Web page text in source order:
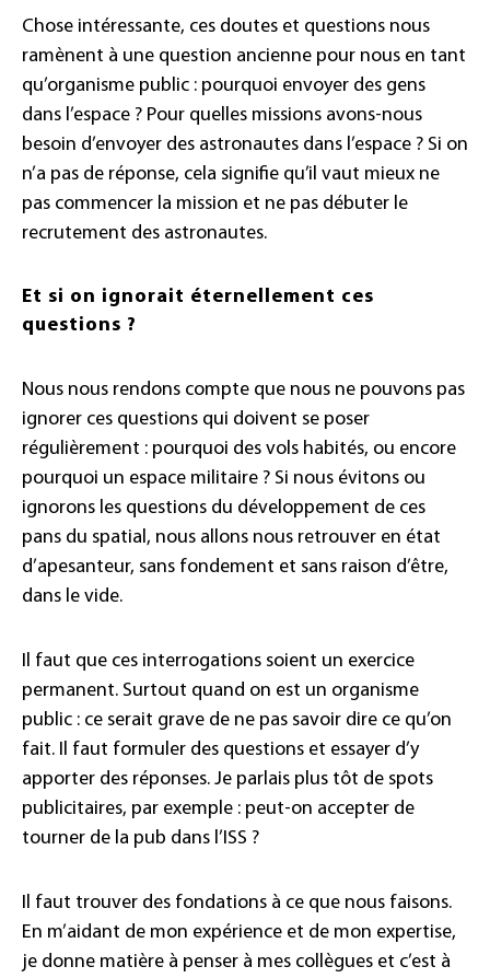
Chose intéressante, ces doutes et questions nous
ramènent à une question ancienne pour nous en tant
qu’organisme public : pourquoi envoyer des gens
dans l’espace ? Pour quelles missions avons-nous
besoin d’envoyer des astronautes dans l’espace ? Si on
n’a pas de réponse, cela signifie qu’il vaut mieux ne
pas commencer la mission et ne pas débuter le
recrutement des astronautes.
Et si on ignorait éternellement ces
questions ?
Nous nous rendons compte que nous ne pouvons pas
ignorer ces questions qui doivent se poser
régulièrement : pourquoi des vols habités, ou encore
pourquoi un espace militaire ? Si nous évitons ou
ignorons les questions du développement de ces
pans du spatial, nous allons nous retrouver en état
d’apesanteur, sans fondement et sans raison d’être,
dans le vide.
Il faut que ces interrogations soient un exercice
permanent.​ Surtout quand on est un organisme
public​ : ce serait grave de ne pas savoir dire ce qu’on
fait. Il faut formuler des questions et essayer d’y
apporter des réponses. Je parlais plus tôt de spots
publicitaires, par exemple : peut-on accepter de
tourner de la pub dans l’ISS ?
Il faut trouver des fondations à ce que nous faisons.
En m’aidant de mon expérience et de mon expertise,
je donne matière à penser à mes collègues et c’est à